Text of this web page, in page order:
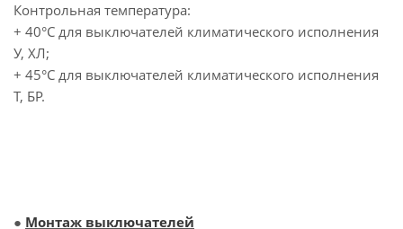
Контрольная температура:
+ 40°С для выключателей климатического исполнения
У, ХЛ;
+ 45°С для выключателей климатического исполнения
Т, БР.
● Монтаж выключателей